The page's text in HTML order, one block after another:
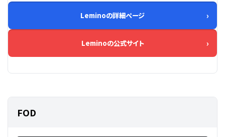
Leminoの詳細ページ
Leminoの公式サイト
FOD